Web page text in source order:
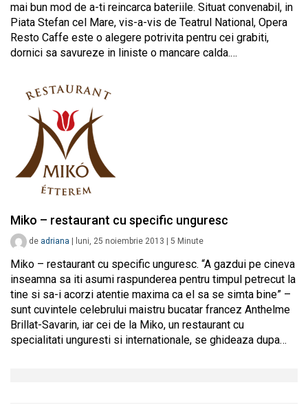
mai bun mod de a-ti reincarca bateriile. Situat convenabil, in
Piata Stefan cel Mare, vis-a-vis de Teatrul National, Opera
Resto Caffe este o alegere potrivita pentru cei grabiti,
dornici sa savureze in liniste o mancare calda.…
Miko – restaurant cu specific unguresc
de adriana luni, 25 noiembrie 2013 5 Minute
Miko – restaurant cu specific unguresc. “A gazdui pe cineva
inseamna sa iti asumi raspunderea pentru timpul petrecut la
tine si sa-i acorzi atentie maxima ca el sa se simta bine” –
sunt cuvintele celebrului maistru bucatar francez Anthelme
Brillat-Savarin, iar cei de la Miko, un restaurant cu
specialitati unguresti si internationale, se ghideaza dupa…